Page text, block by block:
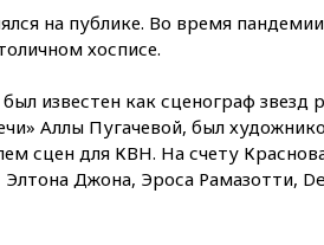
при
на публике. Во время
хосписе.
известен как сценограф звезд
Аллы Пугачевой, был
сцен для КВН. На счету
Джона, Эроса Рамазотти,